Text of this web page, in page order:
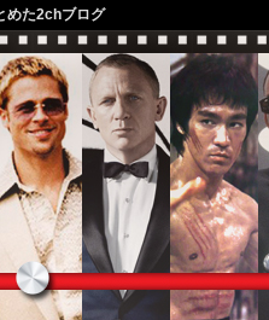
めた2chブログ